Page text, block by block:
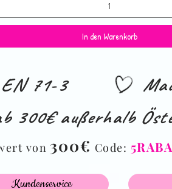
In den Warenkorb
71-3
300€ außerhalb
von 300€ Code:
Kundenservice